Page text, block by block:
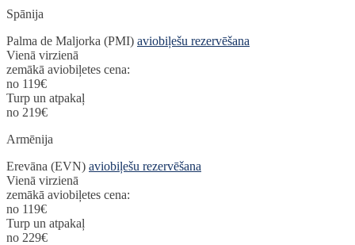
Spānija
Palma de Maljorka (PMI) aviobiļešu rezervēšana
Vienā virzienā
zemākā aviobiļetes cena:
no 119€
Turp un atpakaļ
no 219€
Armēnija
Erevāna (EVN) aviobiļešu rezervēšana
Vienā virzienā
zemākā aviobiļetes cena:
no 119€
Turp un atpakaļ
no 229€